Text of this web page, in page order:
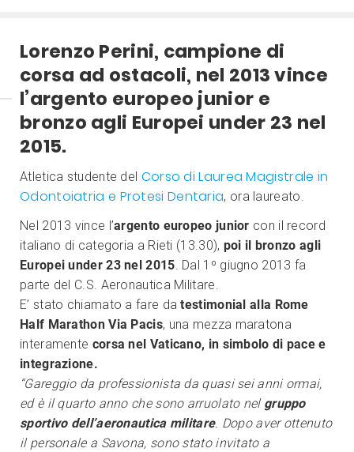
Lorenzo Perini, campione di
corsa ad ostacoli, nel 2013 vince
l’argento europeo junior e
bronzo agli Europei under 23 nel
2015.
Atletica studente del Corso di Laurea Magistrale in
Odontoiatria e Protesi Dentaria, ora laureato.
Nel 2013 vince l’argento europeo junior con il record
italiano di categoria a Rieti (13.30), poi il bronzo agli
Europei under 23 nel 2015. Dal 1º giugno 2013 fa
parte del C.S. Aeronautica Militare.
E’ stato chiamato a fare da testimonial alla Rome
Half Marathon Via Pacis, una mezza maratona
interamente corsa nel Vaticano, in simbolo di pace e
integrazione.
“Gareggio da professionista da quasi sei anni ormai,
ed è il quarto anno che sono arruolato nel gruppo
sportivo dell’aeronautica militare. Dopo aver ottenuto
il personale a Savona, sono stato invitato a